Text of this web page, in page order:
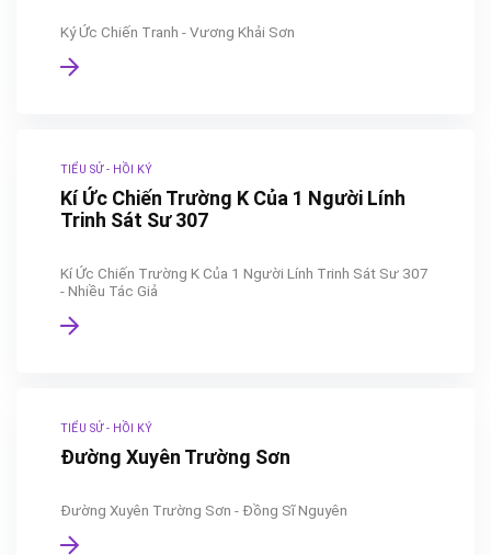
Ký Ức Chiến Tranh - Vương Khải Sơn
TIỂU SỬ - HỒI KÝ
Kí Ức Chiến Trường K Của 1 Người Lính
Trinh Sát Sư 307
Kí Ức Chiến Trường K Của 1 Người Lính Trinh Sát Sư 307
- Nhiều Tác Giả
TIỂU SỬ - HỒI KÝ
Đường Xuyên Trường Sơn
Đường Xuyên Trường Sơn - Đồng Sĩ Nguyên